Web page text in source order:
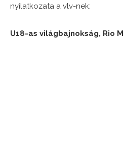
nyilatkozata a vlv-nek:
U18-as világbajnokság, Rio